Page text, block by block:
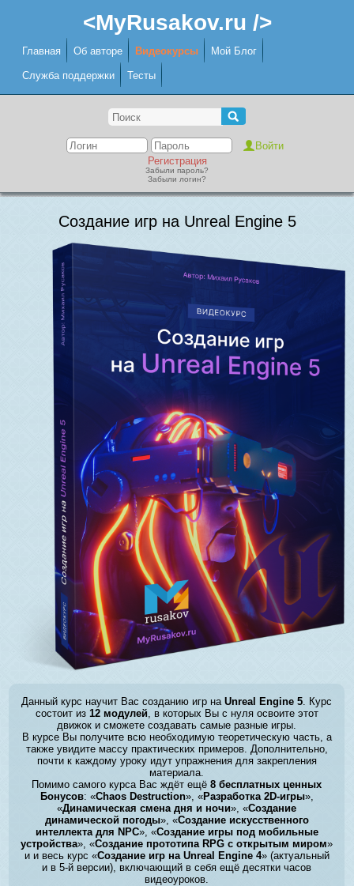
<MyRusakov.ru />
Главная Об авторе Видеокурсы Мой Блог
Служба поддержки Тесты
Регистрация
Забыли пароль?
Забыли логин?
Создание игр на Unreal Engine 5
Данный курс научит Вас созданию игр наUnreal Engine 5 . Курс
состоит из 12 модулей, в которых Вы с нуля освоите этот
движок и сможете создавать самые разные игры.
В курсе Вы получите всю необходимую теоретическую часть, а
также увидите массу практических примеров. Дополнительно,
почти к каждому уроку идут упражнения для закрепления
материала.
Помимо самого курса Вас ждёт ещё8 бесплатных ценных
Бонусов: «Chaos Destruction», «Разработка 2D-игры»,
«Динамическая смена дня и ночи», «Создание
динамической погоды», «Создание искусственного
интеллекта для NPC», «Создание игры под мобильные
устройства», «Создание прототипа RPG с открытым миром»
и и весь курс «Создание игр на Unreal Engine 4» (актуальный
и в 5-й версии), включающий в себя ещё десятки часов
видеоуроков.